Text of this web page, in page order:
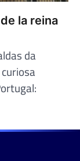
la reina
da